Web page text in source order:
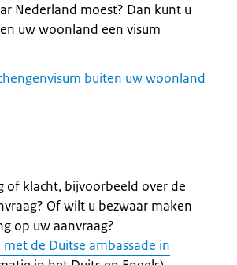
Nederland moest? Dan kunt u
uw woonland een visum
buiten uw woonland
of klacht, bijvoorbeeld over de
Of wilt u bezwaar maken
op uw aanvraag?
de Duitse ambassade in